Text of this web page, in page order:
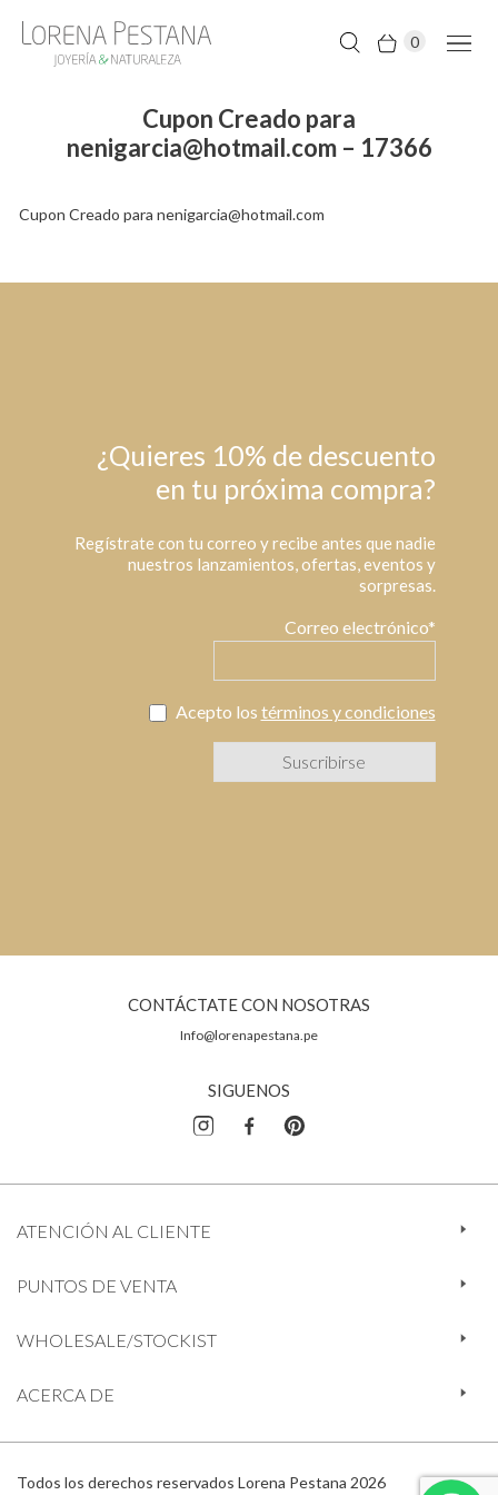
0
Cupon Creado para
nenigarcia@hotmail.com – 17366
Cupon Creado para nenigarcia@hotmail.com
¿Quieres 10% de descuento
en tu próxima compra?
Regístrate con tu correo y recibe antes que nadie
nuestros lanzamientos, ofertas, eventos y
sorpresas.
Correo electrónico*
Acepto los términos y condiciones
CONTÁCTATE CON NOSOTRAS
Info@lorenapestana.pe
SIGUENOS
ATENCIÓN AL CLIENTE
PUNTOS DE VENTA
WHOLESALE/STOCKIST
ACERCA DE
Todos los derechos reservados Lorena Pestana 2026